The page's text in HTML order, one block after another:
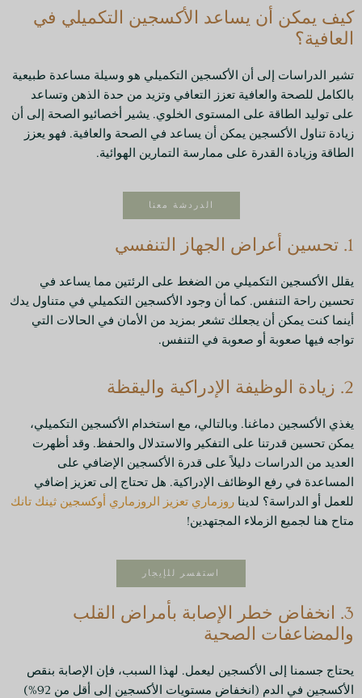
كيف يمكن أن يساعد الأكسجين التكميلي في
العافية؟
تشير الدراسات إلى أن الأكسجين التكميلي هو وسيلة مساعدة طبيعية
بالكامل للصحة والعافية تعزز التعافي وتزيد من حدة الذهن وتساعد
على توليد الطاقة على المستوى الخلوي. يشير أخصائيو الصحة إلى أن
زيادة تناول الأكسجين يمكن أن يساعد في الصحة والعافية. فهو يعزز
الطاقة وزيادة القدرة على ممارسة التمارين الهوائية.
الدردشة معنا
1. تحسين أعراض الجهاز التنفسي
يقلل الأكسجين التكميلي من الضغط على الرئتين مما يساعد في
تحسين راحة التنفس. كما أن وجود الأكسجين التكميلي في متناول يدك
أينما كنت يمكن أن يجعلك تشعر بمزيد من الأمان في الحالات التي
تواجه فيها صعوبة أو صعوبة في التنفس.
2. زيادة الوظيفة الإدراكية واليقظة
يغذي الأكسجين دماغنا. وبالتالي، مع استخدام الأكسجين التكميلي،
يمكن تحسين قدرتنا على التفكير والاستدلال والحفظ. وقد أظهرت
العديد من الدراسات دليلاً على قدرة الأكسجين الإضافي على
المساعدة في رفع الوظائف الإدراكية. هل تحتاج إلى تعزيز إضافي
للعمل أو الدراسة؟ لدينا روزماري تعزيز الروزماري أوكسجين ثينك تانك
متاح هنا لجميع الزملاء المجتهدين!
استفسر للإيجار
3. انخفاض خطر الإصابة بأمراض القلب
والمضاعفات الصحية
يحتاج جسمنا إلى الأكسجين ليعمل. لهذا السبب، فإن الإصابة بنقص
الأكسجين في الدم (انخفاض مستويات الأكسجين إلى أقل من 92%)